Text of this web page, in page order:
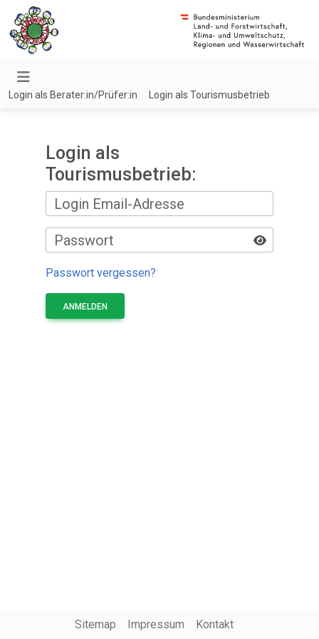
Login als Berater:in/Prüfer:in Login als Tourismusbetrieb
Login als
Tourismusbetrieb:
Login Email-Adresse
Passwort
Passwort vergessen?
Sitemap Impressum Kontakt